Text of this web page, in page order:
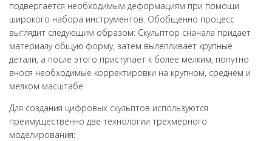
подвергается необходимым деформациям при помощи
широкого набора инструментов. Обобщенно процесс
выглядит следующим образом: Скульптор сначала придает
материалу общую форму, затем вылепливает крупные
детали, а после этого приступает к более мелким, попутно
внося необходимые корректировки на крупном, среднем и
мелком масштабе.
Для создания цифровых скульптов используются
преимущественно две технологии трехмерного
моделирования: